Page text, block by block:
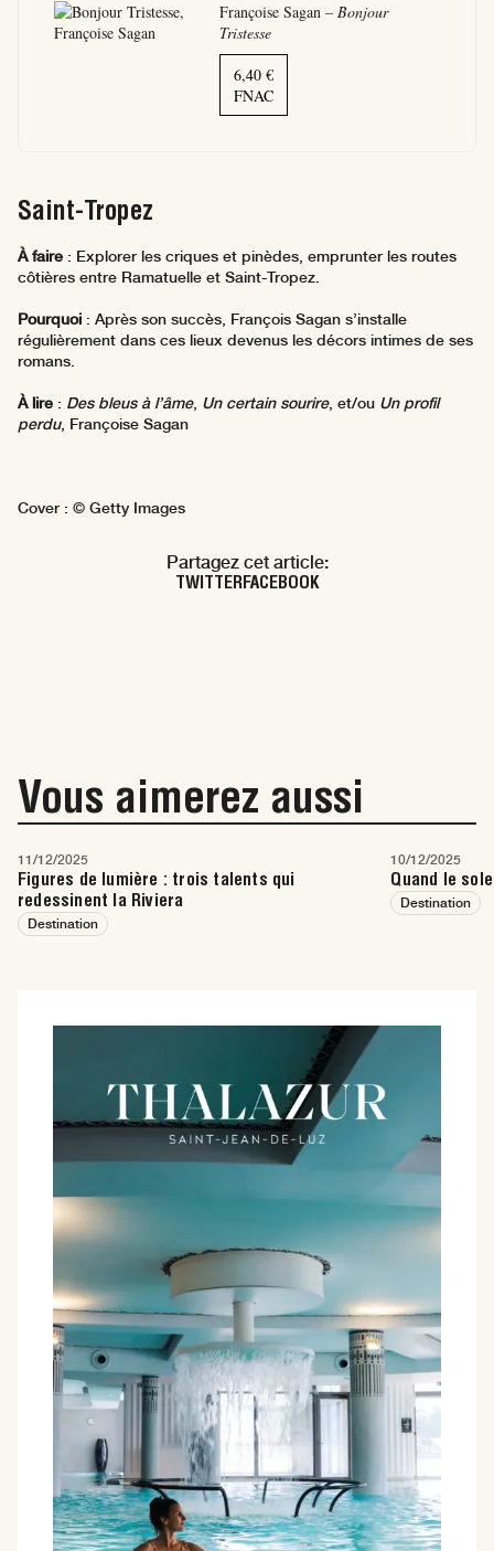
Françoise Sagan – Bonjour
Tristesse
6,40 €
FNAC
Saint-Tropez
À faire : Explorer les criques et pinèdes, emprunter les routes
côtières entre Ramatuelle et Saint-Tropez.
Pourquoi : Après son succès, François Sagan s’installe
régulièrement dans ces lieux devenus les décors intimes de ses
romans.
À lire : Des bleus à l’âme, Un certain sourire, et/ou Un profil
perdu, Françoise Sagan
Cover : © Getty Images
Partagez cet article:
TWITTERFACEBOOK
Vous aimerez aussi
11/12/2025
Figures de lumière : trois talents qui
redessinent la Riviera
Destination
10/12/2025
Quand le
Destination